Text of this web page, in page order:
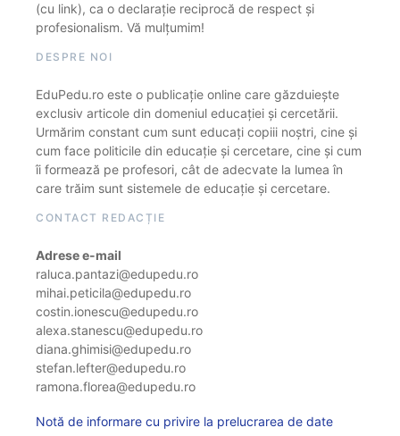
(cu link), ca o declarație reciprocă de respect și
profesionalism. Vă mulțumim!
DESPRE NOI
EduPedu.ro este o publicație online care găzduiește
exclusiv articole din domeniul educației și cercetării.
Urmărim constant cum sunt educați copiii noștri, cine și
cum face politicile din educație și cercetare, cine și cum
îi formează pe profesori, cât de adecvate la lumea în
care trăim sunt sistemele de educație și cercetare.
CONTACT REDACȚIE
Adrese e-mail
raluca.pantazi@edupedu.ro
mihai.peticila@edupedu.ro
costin.ionescu@edupedu.ro
alexa.stanescu@edupedu.ro
diana.ghimisi@edupedu.ro
stefan.lefter@edupedu.ro
ramona.florea@edupedu.ro
Notă de informare cu privire la prelucrarea de date